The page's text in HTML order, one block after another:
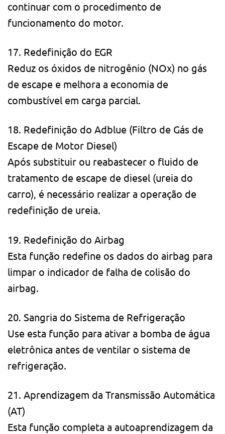
continuar com o procedimento de
funcionamento do motor.
17. Redefinição do EGR
Reduz os óxidos de nitrogênio (NOx) no gás
de escape e melhora a economia de
combustível em carga parcial.
18. Redefinição do Adblue (Filtro de Gás de
Escape de Motor Diesel)
Após substituir ou reabastecer o fluido de
tratamento de escape de diesel (ureia do
carro), é necessário realizar a operação de
redefinição de ureia.
19. Redefinição do Airbag
Esta função redefine os dados do airbag para
limpar o indicador de falha de colisão do
airbag.
20. Sangria do Sistema de Refrigeração
Use esta função para ativar a bomba de água
eletrônica antes de ventilar o sistema de
refrigeração.
21. Aprendizagem da Transmissão Automática
(AT)
Esta função completa a autoaprendizagem da